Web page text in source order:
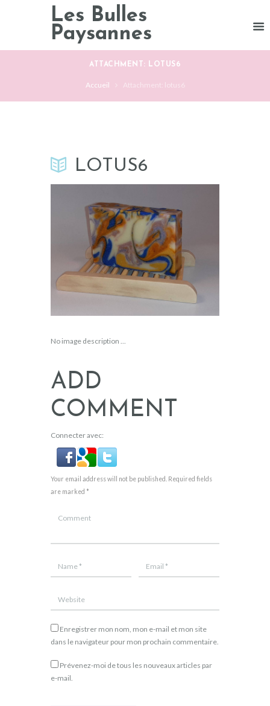
Les Bulles
Paysannes
ATTACHMENT: LOTUS6
Accueil Attachment: lotus6
LOTUS6
No image description ...
ADD
COMMENT
Connecter avec:
Your email address will not be published. Required fields
are marked *
Enregistrer mon nom, mon e-mail et mon site
dans le navigateur pour mon prochain commentaire.
Prévenez-moi de tous les nouveaux articles par
e-mail.